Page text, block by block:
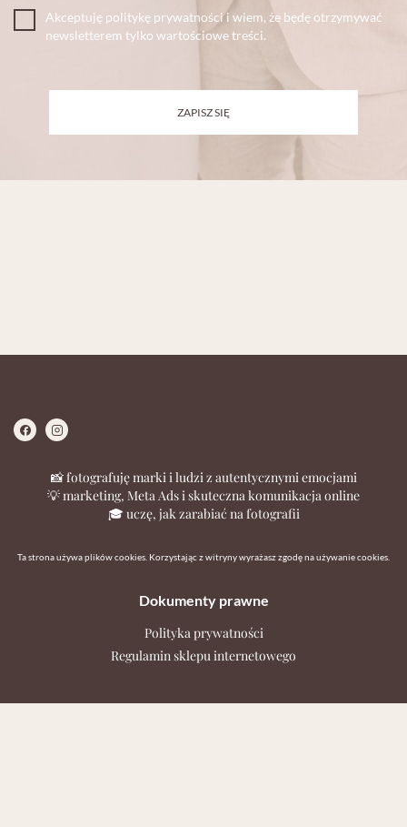
Akceptuję politykę prywatności i wiem, że będę otrzymywać
newsletterem tylko wartościowe treści.
ZAPISZ SIĘ
📸 fotografuję marki i ludzi z autentycznymi emocjami
💡 marketing, Meta Ads i skuteczna komunikacja online
🎓 uczę, jak zarabiać na fotografii
Ta strona używa plików cookies. Korzystając z witryny wyrażasz zgodę na używanie cookies.
Dokumenty prawne
Polityka prywatności
Regulamin sklepu internetowego